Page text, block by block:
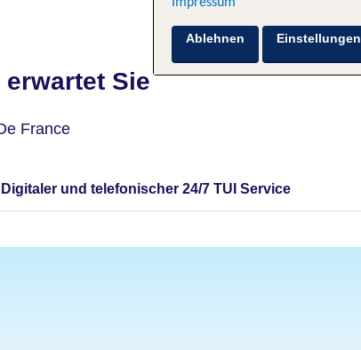
erwartet Sie
France
Digitaler und telefonischer 24/7 TUI Service
Ablehnen Einstellungen